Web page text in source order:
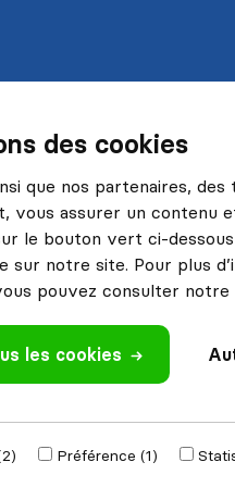
des cookies
que nos partenaires,
vous assurer un contenu
le bouton vert ci-
sur notre site. Pour plus
pouvez consulter notre
les cookies
Préférence (1)